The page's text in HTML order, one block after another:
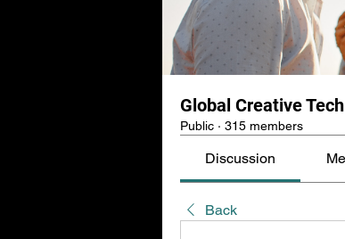
Global Creative
Public · 315 members
Discussion
Back